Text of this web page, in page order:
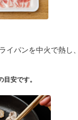
イパンを中火で熱し
安です。